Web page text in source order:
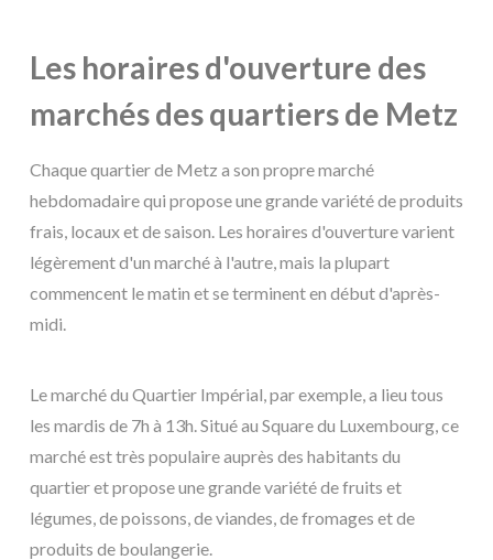
Les horaires d'ouverture des
marchés des quartiers de Metz
Chaque quartier de Metz a son propre marché
hebdomadaire qui propose une grande variété de produits
frais, locaux et de saison. Les horaires d'ouverture varient
légèrement d'un marché à l'autre, mais la plupart
commencent le matin et se terminent en début d'après-
midi.
Le marché du Quartier Impérial, par exemple, a lieu tous
les mardis de 7h à 13h. Situé au Square du Luxembourg, ce
marché est très populaire auprès des habitants du
quartier et propose une grande variété de fruits et
légumes, de poissons, de viandes, de fromages et de
produits de boulangerie.